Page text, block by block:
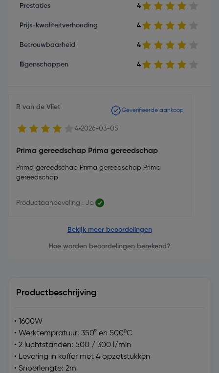
Prestaties 4
Prijs-kwaliteitverhouding 4
Betrouwbaarheid 4
Eigenschappen 4
R van de Vliet Geverifieerde aankoop
4 2026-03-05
Prima gereedschap Prima gereedschap
Prima gereedschap Prima gereedschap Prima
gereedschap
Productaanbeveling : Ja
Bekijk meer beoordelingen
Hoe worden beoordelingen berekend?
Productbeschrijving
• 1600W
• Werktempratuur: 350° en 500ºC
• 2 luchtstanden: 500 / 300 l/min
• Levering in koffer met 4 opzetstukken
• Snoerlengte: 2m